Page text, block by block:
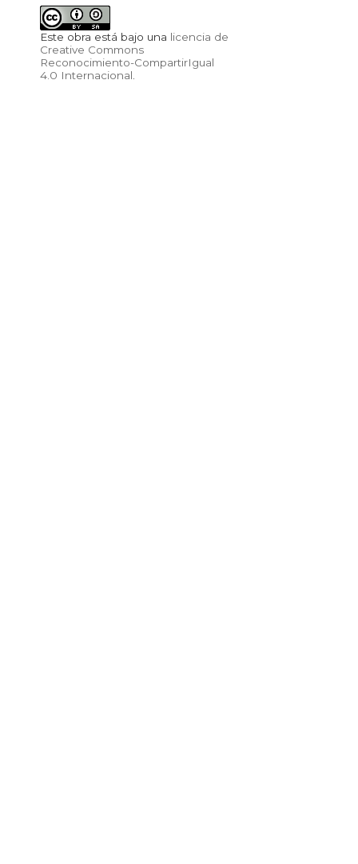
Este obra está bajo una licencia de
Creative Commons
Reconocimiento-CompartirIgual
4.0 Internacional